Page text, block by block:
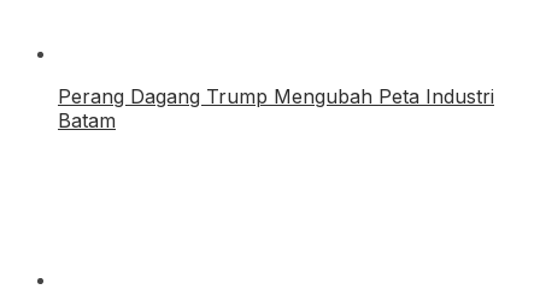
Perang Dagang Trump Mengubah Peta Industri
Batam